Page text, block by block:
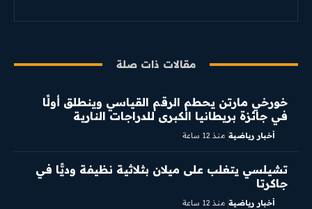
مقالات ذات صلة
خورخي مارتن يحطم الرقم القياسي وينطلق أولًا
في جائزة بريطانيا الكبرى للدراجات النارية
أخبار رياضية منذ 12 ساعة
تشيلسي يتغلب على ميلان بثلاثية نظيفة وديًّا في
جاكرتا
أخبار رياضية منذ 12 ساعة